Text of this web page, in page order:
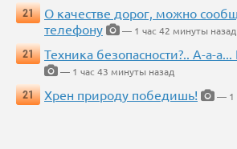
21
О качестве дорог, можно
телефону
— 1 час 42 минуты назад
21
Техника безопасности?.. А-а-
— 1 час 43 минуты назад
21
Хрен природу победишь! — 1